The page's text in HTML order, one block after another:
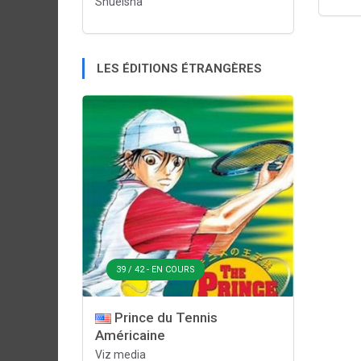
LES ÉDITIONS ÉTRANGÈRES
39 / 42 - EN COURS
Prince du Tennis
Américaine
Viz media